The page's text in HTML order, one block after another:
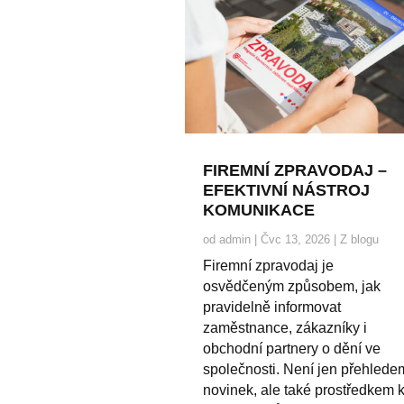
FIREMNÍ ZPRAVODAJ –
EFEKTIVNÍ NÁSTROJ
KOMUNIKACE
odadmin |Čvc 13, 2026 |Z blogu
Firemní zpravodaj je
osvědčeným způsobem, jak
pravidelně informovat
zaměstnance, zákazníky i
obchodní partnery o dění ve
společnosti. Není jen
novinek, ale také prostředkem